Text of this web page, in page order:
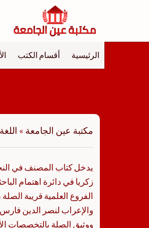
الرئيسية أقسام الكتب
مكتبة عين الجامعة »
يدخل كتاب المصنف في
زكريا في دائرة اهتمام
الفروع العلمية قريبة
والإعراب لنصر الدين
ووثيق الصلة بالتخصصات